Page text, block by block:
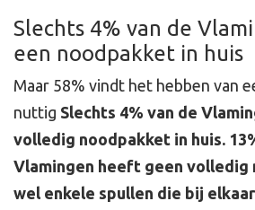
Slechts 4% van de
een noodpakket in huis
Maar 58% vindt het hebben van
nuttig Slechts 4% van de
volledig noodpakket in huis.
Vlamingen heeft geen volledig
wel enkele spullen die bij